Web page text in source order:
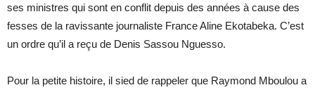
ses ministres qui sont en conflit depuis des années à cause des
fesses de la ravissante journaliste France Aline Ekotabeka. C’est
un ordre qu’il a reçu de Denis Sassou Nguesso.
Pour la petite histoire, il sied de rappeler que Raymond Mboulou a